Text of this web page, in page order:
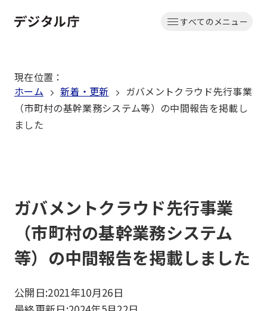
文
動
すべてのメニュー
現在位置 ：
ホーム
新着・更新
ガバメントクラウド先行事業
（市町村の基幹業務システム等）の中間報告を掲載し
ました
ガバメントクラウド先行事業
（市町村の基幹業務システム
等）の中間報告を掲載しました
公開日:2021年10月26日